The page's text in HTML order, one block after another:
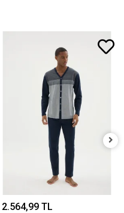
2.564,99 TL